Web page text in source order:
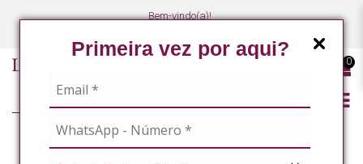
Primeira vez por aqui?
Bem-vindo(a)!
0